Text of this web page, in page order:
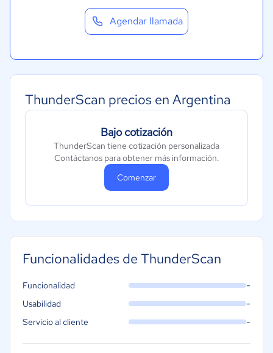
Agendar llamada
ThunderScan precios en Argentina
Bajo cotización
ThunderScan tiene cotización personalizada
Contáctanos para obtener más información.
Comenzar
Funcionalidades de ThunderScan
Funcionalidad -
Usabilidad -
Servicio al cliente -